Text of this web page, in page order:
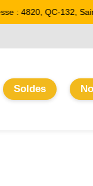
4820, QC-132, Sainte-
Soldes